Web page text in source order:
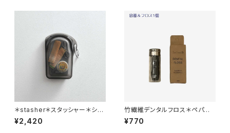
＊stasher＊スタッシャー＊シリ
コンバッグ＊ゴーバッグ
¥2,420
竹繊維デンタルフロス＊ペパー
ミント&活性炭＊30m 瓶入り
¥770